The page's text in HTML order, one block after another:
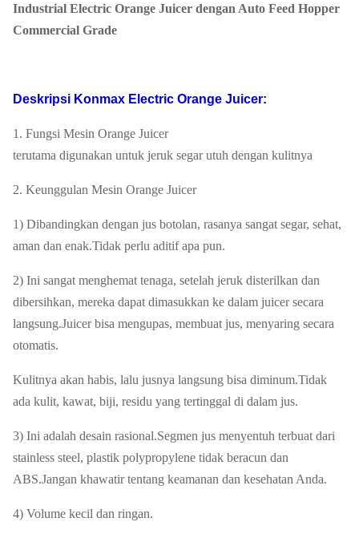
Industrial Electric Orange Juicer dengan Auto Feed Hopper
Commercial Grade
Deskripsi Konmax Electric Orange Juicer:
1. Fungsi Mesin Orange Juicer
terutama digunakan untuk jeruk segar utuh dengan kulitnya
2. Keunggulan Mesin Orange Juicer
1) Dibandingkan dengan jus botolan, rasanya sangat segar, sehat,
aman dan enak.Tidak perlu aditif apa pun.
2) Ini sangat menghemat tenaga, setelah jeruk disterilkan dan
dibersihkan, mereka dapat dimasukkan ke dalam juicer secara
langsung.Juicer bisa mengupas, membuat jus, menyaring secara
otomatis.
Kulitnya akan habis, lalu jusnya langsung bisa diminum.Tidak
ada kulit, kawat, biji, residu yang tertinggal di dalam jus.
3) Ini adalah desain rasional.Segmen jus menyentuh terbuat dari
stainless steel, plastik polypropylene tidak beracun dan
ABS.Jangan khawatir tentang keamanan dan kesehatan Anda.
4) Volume kecil dan ringan.